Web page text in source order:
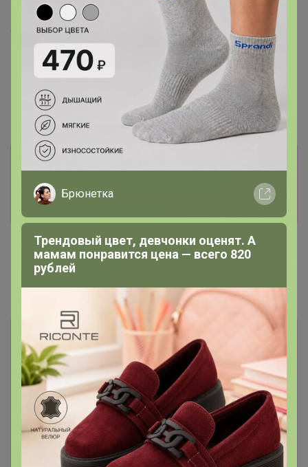
241р
Укрытие Зимний домик -
допол.чехол h 100см(уп
108р
Вермикулит 5 л
Чтобы ответить или задать вопрос
необходимо авторизоваться на сайте
Это займет меньше минуты
Брюнетка
Трендовый цвет, девчонки оценят. А
мамам понравится цена — всего 820
рублей